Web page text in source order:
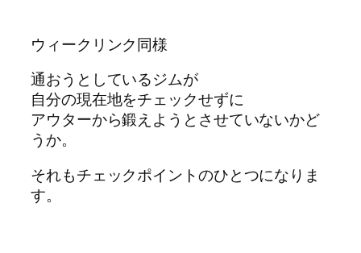
ウィークリンク同様
通おうとしているジムが
自分の現在地をチェックせずに
アウターから鍛えようとさせていないかど
うか。
それもチェックポイントのひとつになりま
す。